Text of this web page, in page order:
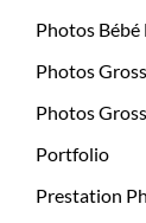
Photos Bébé
Photos
Photos
Portfolio
Prestation